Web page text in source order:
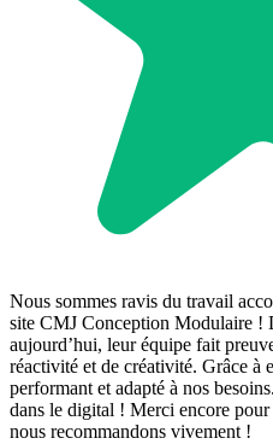
Nous sommes ravis du travail
site CMJ Conception Modulaire !
aujourd’hui, leur équipe fait
réactivité et de créativité. Grâce à
performant et adapté à nos
dans le digital ! Merci encore
nous recommandons vivement !